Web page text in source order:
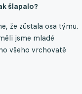
šlapalo?
že zůstala osa týmu.
jsme mladé
všeho vrchovatě